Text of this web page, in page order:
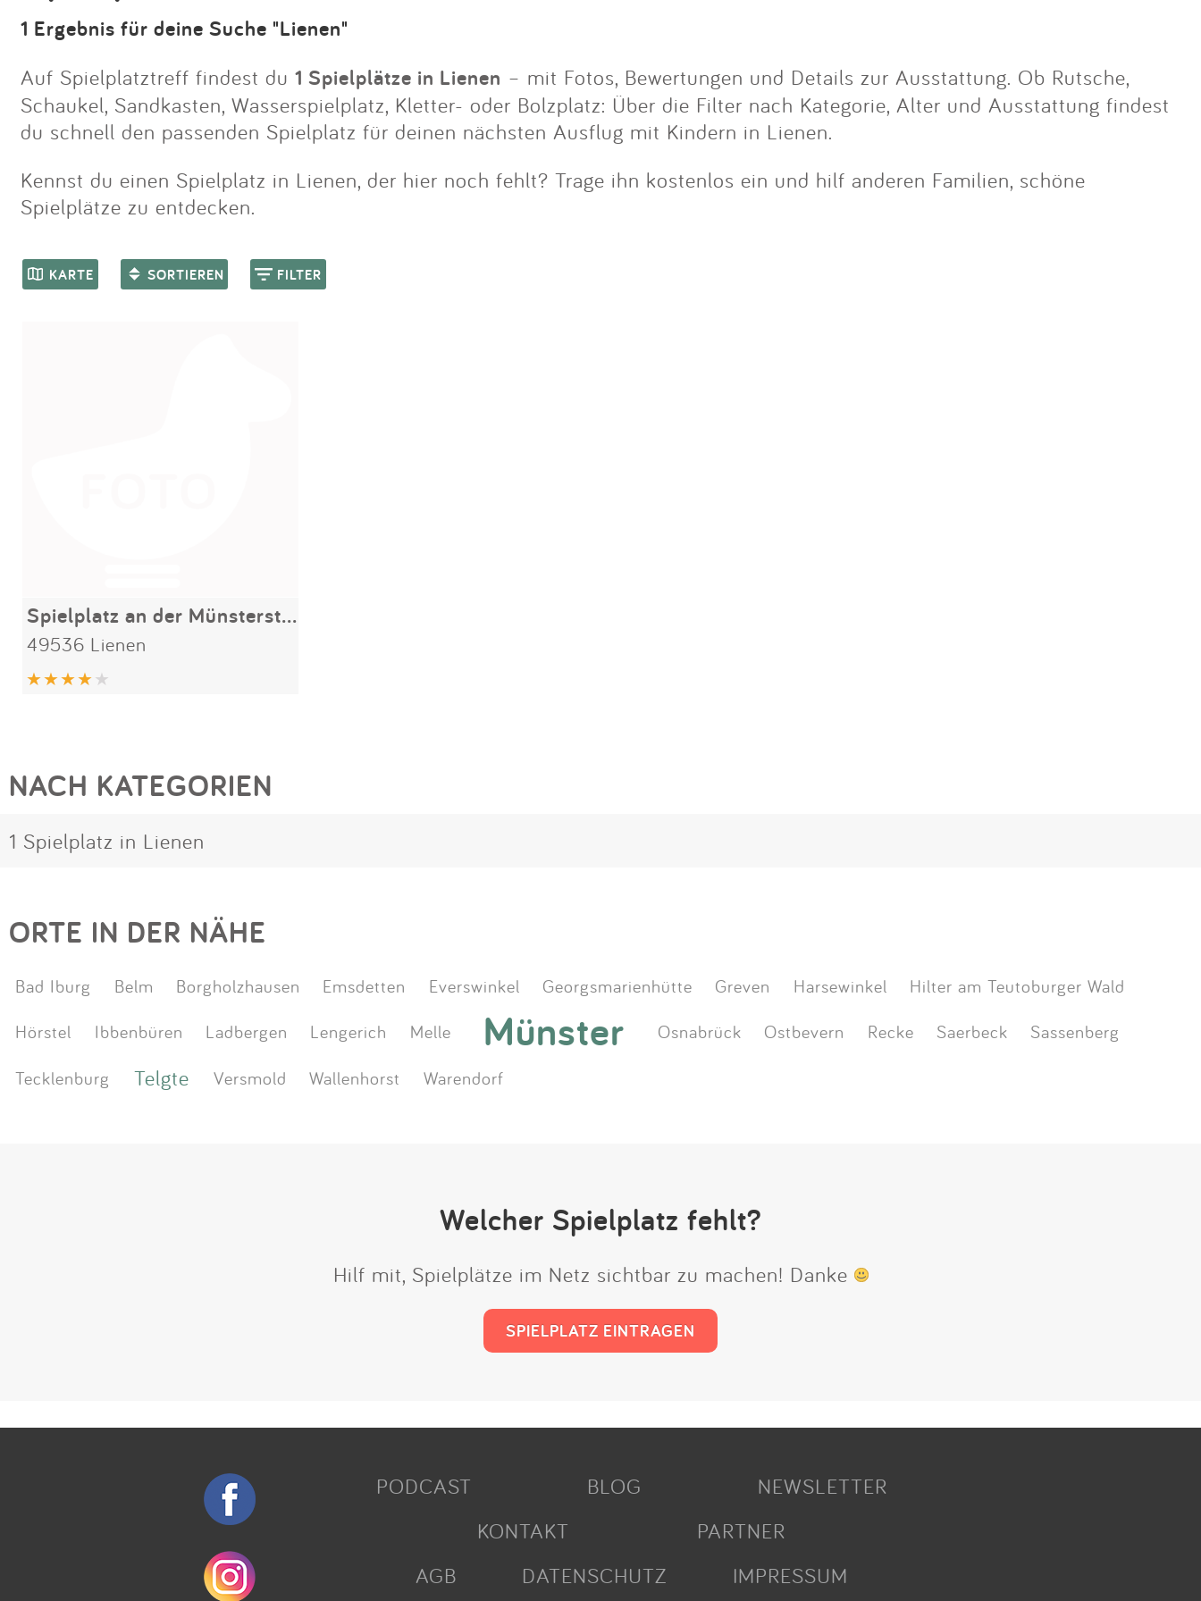
Anmelden
1 Ergebnis für deine Suche "Lienen"
Auf Spielplatztreff findest du 1 Spielplätze in Lienen – mit Fotos, Bewertungen und Details zur Ausstattung. Ob Rutsche,
Schaukel, Sandkasten, Wasserspielplatz, Kletter- oder Bolzplatz: Über die Filter nach Kategorie, Alter und Ausstattung findest
du schnell den passenden Spielplatz für deinen nächsten Ausflug mit Kindern in Lienen.
Kennst du einen Spielplatz in Lienen, der hier noch fehlt? Trage ihn kostenlos ein und hilf anderen Familien, schöne
Spielplätze zu entdecken.
KARTE SORTIEREN FILTER
Spielplatz an der Münsterstraße
49536 Lienen
NACH KATEGORIEN
1 Spielplatz in Lienen
ORTE IN DER NÄHE
Bad Iburg Belm Borgholzhausen Emsdetten Everswinkel Georgsmarienhütte Greven Harsewinkel
Hilter am Teutoburger Wald
Hörstel
Ibbenbüren Ladbergen Lengerich Melle Münster Osnabrück Ostbevern Recke Saerbeck
Sassenberg
Tecklenburg
Telgte Versmold Wallenhorst Warendorf
Welcher Spielplatz fehlt?
Hilf mit, Spielplätze im Netz sichtbar zu machen! Danke
SPIELPLATZ EINTRAGEN
PODCAST BLOG
NEWSLETTER
KONTAKT
PARTNER
AGB
DATENSCHUTZ IMPRESSUM